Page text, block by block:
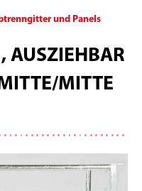
und Panels
AUSZIEHBAR
MITTE P